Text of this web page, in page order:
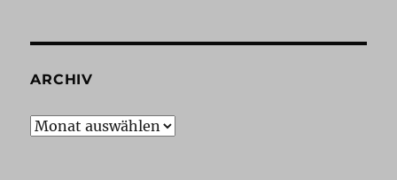
ARCHIV
Archiv